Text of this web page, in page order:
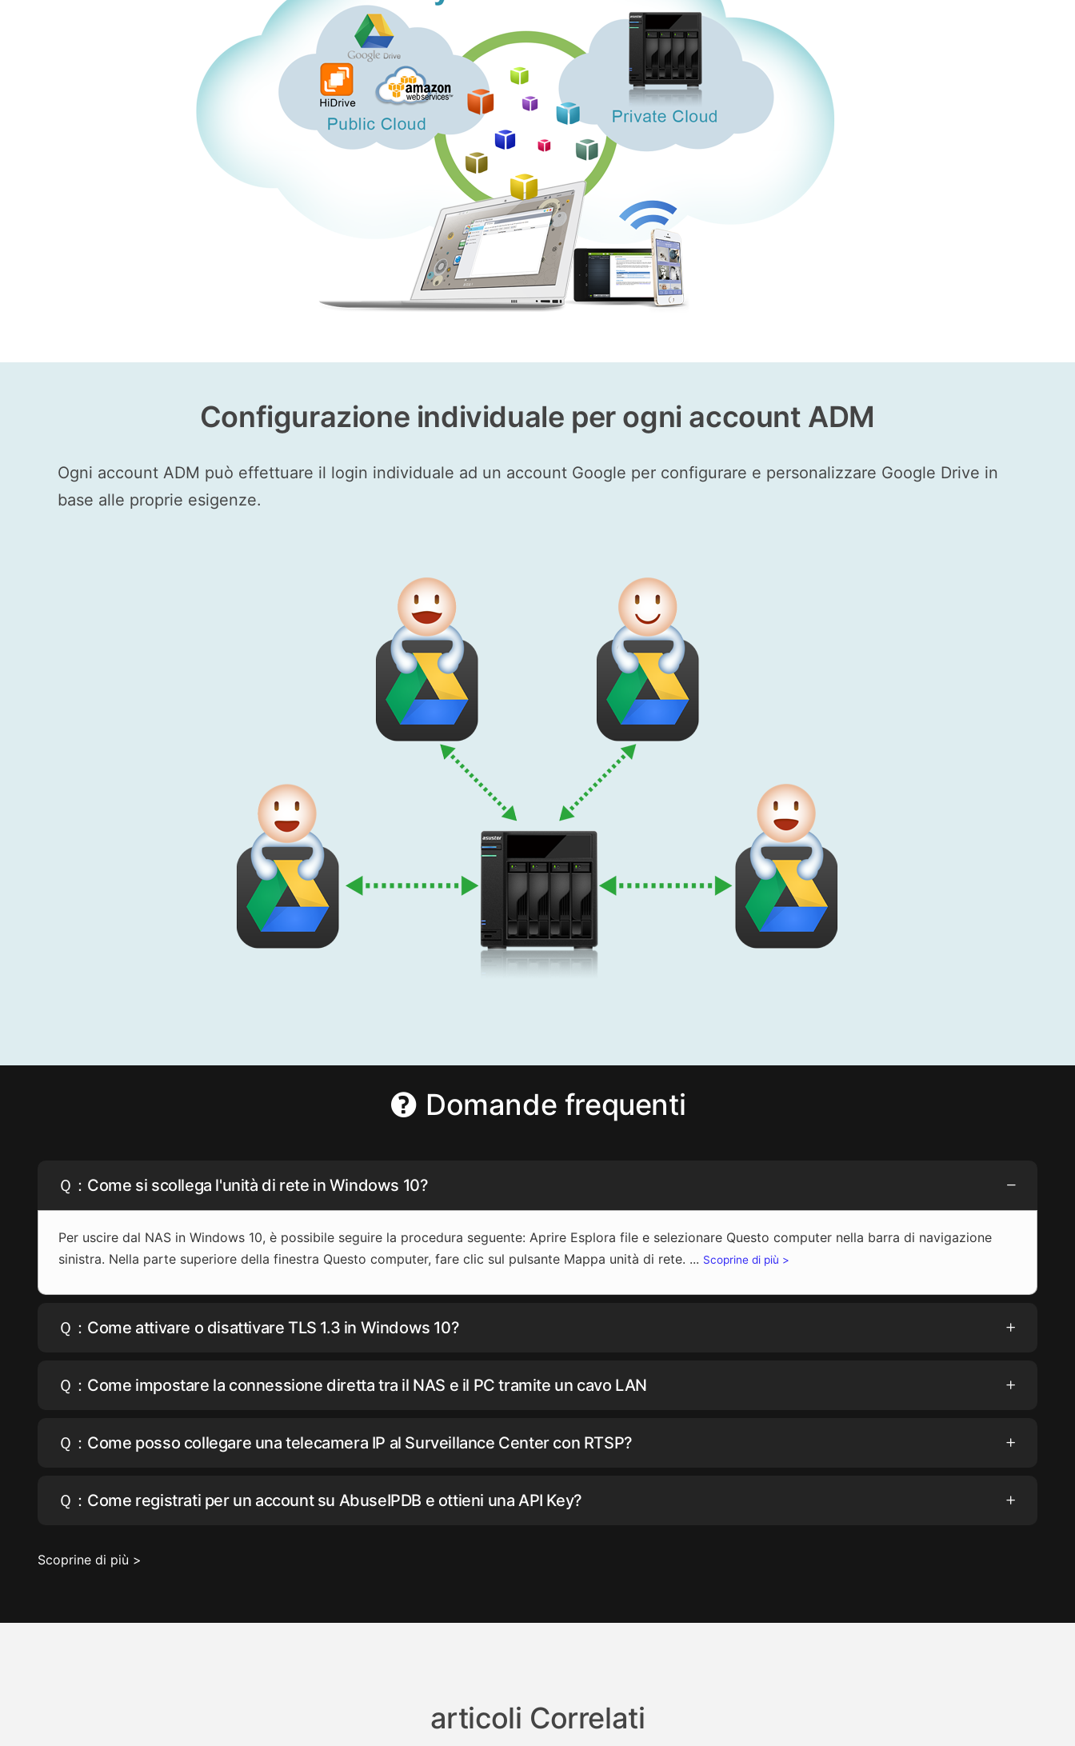
Configurazione individuale per ogni account ADM
Ogni account ADM può effettuare il login individuale ad un account Google per configurare e personalizzare Google Drive in
base alle proprie esigenze.
Domande frequenti
Ｑ：Come si scollega l'unità di rete in Windows 10?
Per uscire dal NAS in Windows 10, è possibile seguire la procedura seguente: Aprire Esplora file e selezionare Questo computer nella barra di navigazione
sinistra. Nella parte superiore della finestra Questo computer, fare clic sul pulsante Mappa unità di rete. ... Scoprine di più >
Ｑ：Come attivare o disattivare TLS 1.3 in Windows 10?
Ｑ：Come impostare la connessione diretta tra il NAS e il PC tramite un cavo LAN
Ｑ：Come posso collegare una telecamera IP al Surveillance Center con RTSP?
Ｑ：Come registrati per un account su AbuseIPDB e ottieni una API Key?
Scoprine di più >
articoli Correlati